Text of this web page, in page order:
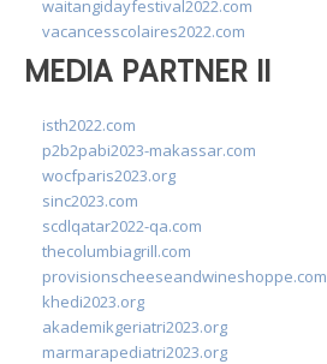
waitangidayfestival2022.com
vacancesscolaires2022.com
MEDIA PARTNER II
isth2022.com
p2b2pabi2023-makassar.com
wocfparis2023.org
sinc2023.com
scdlqatar2022-qa.com
thecolumbiagrill.com
provisionscheeseandwineshoppe.com
khedi2023.org
akademikgeriatri2023.org
marmarapediatri2023.org